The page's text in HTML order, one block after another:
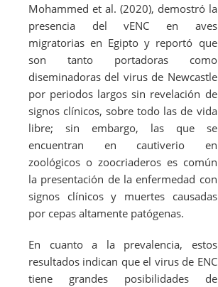
Mohammed et al. (2020), demostró la
presencia del vENC en aves
migratorias en Egipto y reportó que
son tanto portadoras como
diseminadoras del virus de Newcastle
por periodos largos sin revelación de
signos clínicos, sobre todo las de vida
libre; sin embargo, las que se
encuentran en cautiverio en
zoológicos o zoocriaderos es común
la presentación de la enfermedad con
signos clínicos y muertes causadas
por cepas altamente patógenas.
En cuanto a la prevalencia, estos
resultados indican que el virus de ENC
tiene grandes posibilidades de